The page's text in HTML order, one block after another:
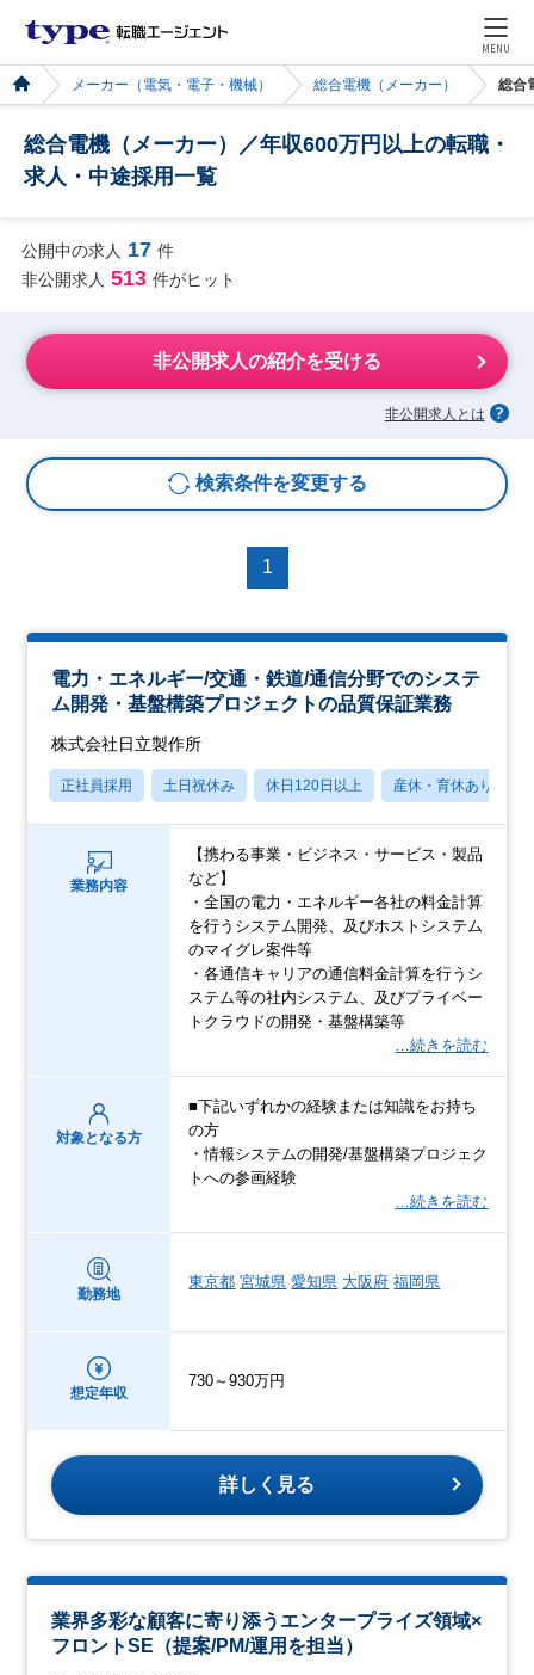
MENU
メーカー（電気・電子・機械） 総合電機（メーカー） 総合
総合電機（メーカー）／年収600万円以上の転職・
求人・中途採用一覧
公開中の求人 17 件
非公開求人 513 件がヒット
非公開求人の紹介を受ける
非公開求人とは
検索条件を変更する
1
電力・エネルギー/交通・鉄道/通信分野でのシステ
ム開発・基盤構築プロジェクトの品質保証業務
株式会社日立製作所
正社員採用 土日祝休み 休日120日以上 産休・育休あり
業務内容
【携わる事業・ビジネス・サービス・製品
など】
・全国の電力・エネルギー各社の料金計算
を行うシステム開発、及びホストシステム
のマイグレ案件等
・各通信キャリアの通信料金計算を行うシ
ステム等の社内システム、及びプライベー
トクラウドの開発・基盤構築等
…続きを読む
対象となる方
■下記いずれかの経験または知識をお持ち
の方
・情報システムの開発/基盤構築プロジェク
トへの参画経験
…続きを読む
勤務地
東京都 宮城県 愛知県 大阪府 福岡県
想定年収
730～930万円
詳しく見る
業界多彩な顧客に寄り添うエンタープライズ領域×
フロントSE（提案/PM/運用を担当）